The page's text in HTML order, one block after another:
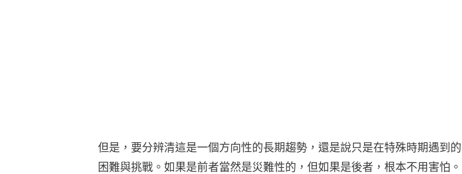
但是，要分辨清這是一個方向性的長期趨勢，還是說只是在特殊時期遇到的
困難與挑戰。如果是前者當然是災難性的，但如果是後者，根本不用害怕。